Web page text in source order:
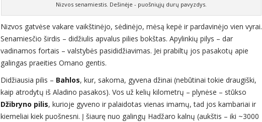
Nizvos senamiestis. Dešinėje - puošniųjų durų pavyzdys.
Nizvos gatvėse vakare vaikštinėjo, sėdinėjo, mėsą kepė ir pardavinėjo vien vyrai.
Senamiesčio širdis – didžiulis apvalus pilies bokštas. Apylinkių pilys – dar
vadinamos fortais – valstybės pasididžiavimas. Jei prabiltų jos pasakotų apie
galingas praeities Omano gentis.
Didžiausia pilis – Bahlos, kur, sakoma, gyvena džinai (nebūtinai tokie draugiški,
kaip atrodytų iš Aladino pasakos). Vos už kelių kilometrų – plynėse – stūkso
Džibryno pilis, kurioje gyveno ir palaidotas vienas imamų, tad jos kambariai ir
kiemeliai kiek puošnesni. Į šiaurę nuo galingų Hadžaro kalnų (aukštis – iki ~3000